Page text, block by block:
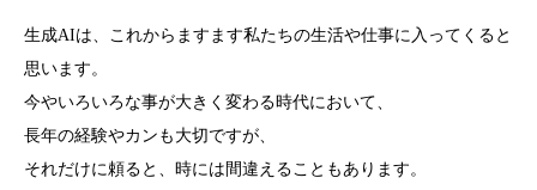
生成AIは、これからますます私たちの生活や仕事に入ってくると
思います。
今やいろいろな事が大きく変わる時代において、
長年の経験やカンも大切ですが、
それだけに頼ると、時には間違えることもあります。